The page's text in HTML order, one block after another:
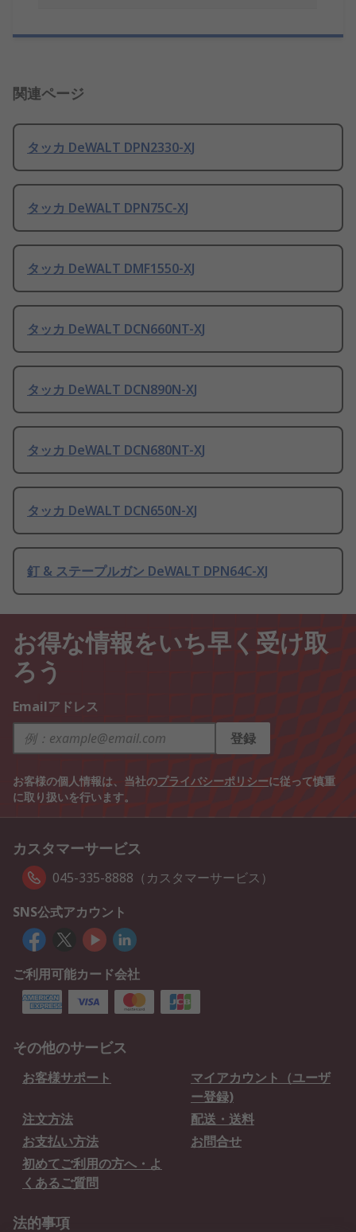
関連ページ
タッカ DeWALT DPN2330-XJ
タッカ DeWALT DPN75C-XJ
タッカ DeWALT DMF1550-XJ
タッカ DeWALT DCN660NT-XJ
タッカ DeWALT DCN890N-XJ
タッカ DeWALT DCN680NT-XJ
タッカ DeWALT DCN650N-XJ
釘 & ステープルガン DeWALT DPN64C-XJ
お得な情報をいち早く受け取
ろう
Emailアドレス
登録
お客様の個人情報は、当社のプライバシーポリシーに従って慎重
に取り扱いを行います。
カスタマーサービス
045-335-8888（カスタマーサービス）
SNS公式アカウント
ご利用可能カード会社
その他のサービス
お客様サポート
マイアカウント（ユーザ
ー登録)
注文方法
配送・送料
お支払い方法
お問合せ
初めてご利用の方へ・よ
くあるご質問
法的事項